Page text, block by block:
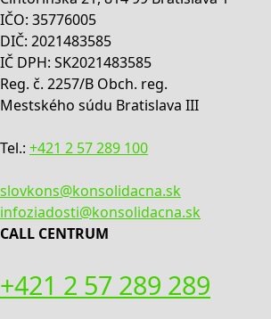
IČO: 35776005
DIČ: 2021483585
IČ DPH: SK2021483585
Reg. č. 2257/B Obch. reg.
Mestského súdu Bratislava III
Tel.: +421 2 57 289 100
slovkons@konsolidacna.sk
infoziadosti@konsolidacna.sk
CALL CENTRUM
+421 2 57 289 289